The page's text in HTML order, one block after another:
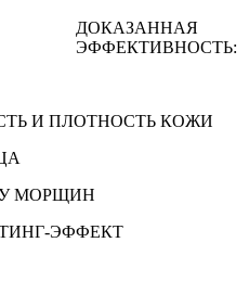
ДОКАЗАННАЯ
ЭФФЕКТИВНОСТЬ:
И ПЛОТНОСТЬ КОЖИ
МОРЩИН
ЭФФЕКТ